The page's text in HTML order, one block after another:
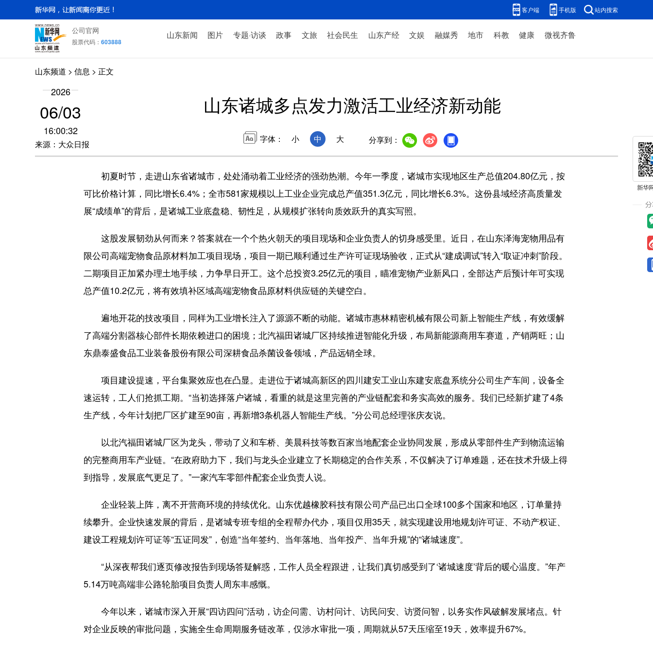
客户端 手机版 站内搜索
公司官网
股票代码： 603888
山东新闻 图片 专题·访谈 政事 文旅 社会民生 山东产经 文娱 融媒秀 地市 科教 健康 微视齐鲁
山东频道 > 信息 > 正文
2026
06/03
16:00:32
来源：大众日报
山东诸城多点发力激活工业经济新动能
字体： 小 中 大 分享到：
初夏时节，走进山东省诸城市，处处涌动着工业经济的强劲热潮。今年一季度，诸城市实现地区生产总值204.80亿元，按
可比价格计算，同比增长6.4%；全市581家规模以上工业企业完成总产值351.3亿元，同比增长6.3%。这份县域经济高质量发
展“成绩单”的背后，是诸城工业底盘稳、韧性足，从规模扩张转向质效跃升的真实写照。
这股发展韧劲从何而来？答案就在一个个热火朝天的项目现场和企业负责人的切身感受里。近日，在山东泽海宠物用品有
限公司高端宠物食品原材料加工项目现场，项目一期已顺利通过生产许可证现场验收，正式从“建成调试”转入“取证冲刺”阶段。
二期项目正加紧办理土地手续，力争早日开工。这个总投资3.25亿元的项目，瞄准宠物产业新风口，全部达产后预计年可实现
总产值10.2亿元，将有效填补区域高端宠物食品原材料供应链的关键空白。
遍地开花的技改项目，同样为工业增长注入了源源不断的动能。诸城市惠林精密机械有限公司新上智能生产线，有效缓解
了高端分割器核心部件长期依赖进口的困境；北汽福田诸城厂区持续推进智能化升级，布局新能源商用车赛道，产销两旺；山
东鼎泰盛食品工业装备股份有限公司深耕食品杀菌设备领域，产品远销全球。
项目建设提速，平台集聚效应也在凸显。走进位于诸城高新区的四川建安工业山东建安底盘系统分公司生产车间，设备全
速运转，工人们抢抓工期。“当初选择落户诸城，看重的就是这里完善的产业链配套和务实高效的服务。我们已经新扩建了4条
生产线，今年计划把厂区扩建至90亩，再新增3条机器人智能生产线。”分公司总经理张庆友说。
以北汽福田诸城厂区为龙头，带动了义和车桥、美晨科技等数百家当地配套企业协同发展，形成从零部件生产到物流运输
的完整商用车产业链。“在政府助力下，我们与龙头企业建立了长期稳定的合作关系，不仅解决了订单难题，还在技术升级上得
到指导，发展底气更足了。”一家汽车零部件配套企业负责人说。
企业轻装上阵，离不开营商环境的持续优化。山东优越橡胶科技有限公司产品已出口全球100多个国家和地区，订单量持
续攀升。企业快速发展的背后，是诸城专班专组的全程帮办代办，项目仅用35天，就实现建设用地规划许可证、不动产权证、
建设工程规划许可证等“五证同发”，创造“当年签约、当年落地、当年投产、当年升规”的“诸城速度”。
“从深夜帮我们逐页修改报告到现场答疑解惑，工作人员全程跟进，让我们真切感受到了‘诸城速度’背后的暖心温度。”年产
5.14万吨高端非公路轮胎项目负责人周东丰感慨。
今年以来，诸城市深入开展“四访四问”活动，访企问需、访村问计、访民问安、访贤问智，以务实作风破解发展堵点。针
对企业反映的审批问题，实施全生命周期服务链改革，仅涉水审批一项，周期就从57天压缩至19天，效率提升67%。